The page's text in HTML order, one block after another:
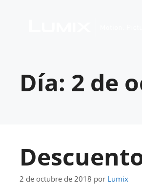
Día: 2 de
2 de octubre de 2018 por Lumix